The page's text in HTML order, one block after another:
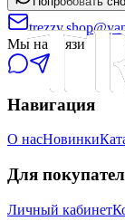
Мы на связи
Навигация
О насНовинки
Для
Личный кабинет